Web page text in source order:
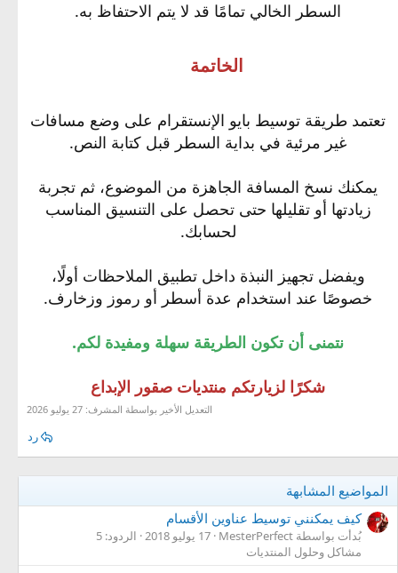
السطر الخالي تمامًا قد لا يتم الاحتفاظ به.
الخاتمة
تعتمد طريقة توسيط بايو الإنستقرام على وضع مسافات
غير مرئية في بداية السطر قبل كتابة النص.
يمكنك نسخ المسافة الجاهزة من الموضوع، ثم تجربة
زيادتها أو تقليلها حتى تحصل على التنسيق المناسب
لحسابك.
ويفضل تجهيز النبذة داخل تطبيق الملاحظات أولًا،
خصوصًا عند استخدام عدة أسطر أو رموز وزخارف.
نتمنى أن تكون الطريقة سهلة ومفيدة لكم.
شكرًا لزيارتكم منتديات صقور الإبداع
التعديل الأخير بواسطة المشرف: 27 يوليو 2026
رد
المواضيع المشابهة
كيف يمكنني توسيط عناوين الأقسام
بُدأت بواسطة MesterPerfect 17 يوليو 2018
الردود: 5
مشاكل وحلول المنتديات